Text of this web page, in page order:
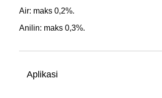
Air: maks 0,2%.
Anilin: maks 0,3%.
Aplikasi